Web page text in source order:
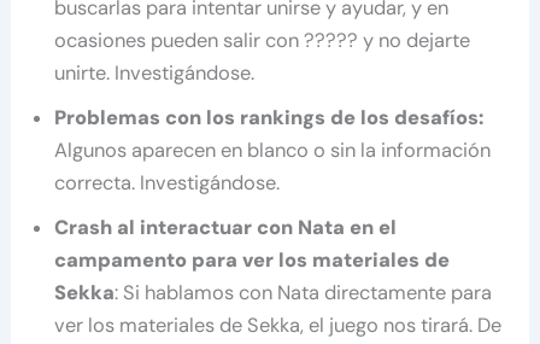
buscarlas para intentar unirse y ayudar, y en
ocasiones pueden salir con ????? y no dejarte
unirte. Investigándose.
Problemas con los rankings de los desafíos:
Algunos aparecen en blanco o sin la información
correcta. Investigándose.
Crash al interactuar con Nata en el
campamento para ver los materiales de
Sekka: Si hablamos con Nata directamente para
ver los materiales de Sekka, el juego nos tirará. De